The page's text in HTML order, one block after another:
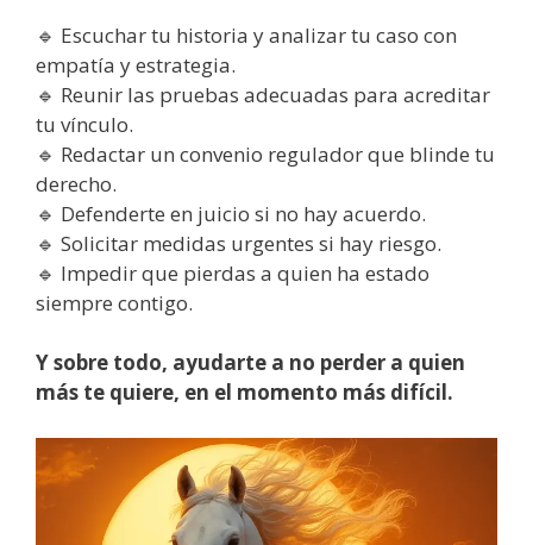
🔹 Escuchar tu historia y analizar tu caso con
empatía y estrategia.
🔹 Reunir las pruebas adecuadas para acreditar
tu vínculo.
🔹 Redactar un convenio regulador que blinde tu
derecho.
🔹 Defenderte en juicio si no hay acuerdo.
🔹 Solicitar medidas urgentes si hay riesgo.
🔹 Impedir que pierdas a quien ha estado
siempre contigo.
Y sobre todo, ayudarte a no perder a quien
más te quiere, en el momento más difícil.